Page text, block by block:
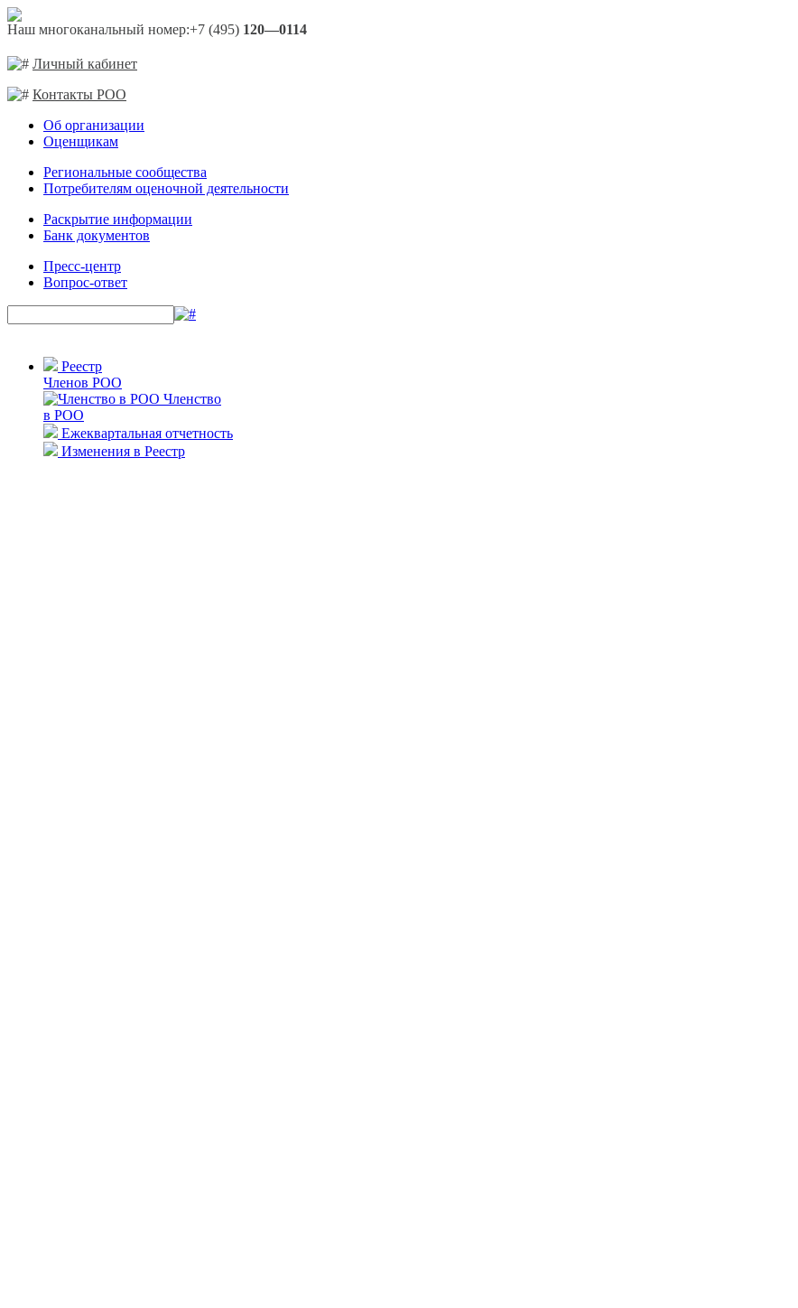
Наш многоканальный номер:+7 (495) 120—0114
Личный кабинет
Контакты РОО
Об организации
Оценщикам
Региональные сообщества
Потребителям оценочной деятельности
Раскрытие информации
Банк документов
Пресс-центр
Вопрос-ответ
Реестр
Членов РОО
Членство
в РОО
Ежеквартальная отчетность
Изменения в Реестр